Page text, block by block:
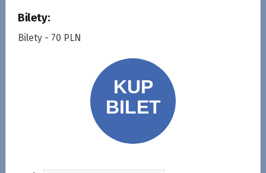
Bilety:
Bilety - 70 PLN